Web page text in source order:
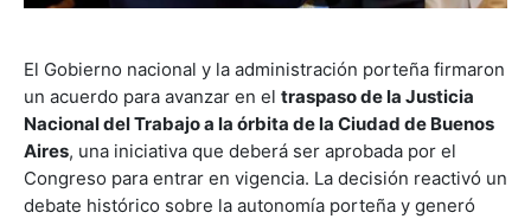
El Gobierno nacional y la administración porteña firmaron
un acuerdo para avanzar en el traspaso de la Justicia
Nacional del Trabajo a la órbita de la Ciudad de Buenos
Aires, una iniciativa que deberá ser aprobada por el
Congreso para entrar en vigencia. La decisión reactivó un
debate histórico sobre la autonomía porteña y generó